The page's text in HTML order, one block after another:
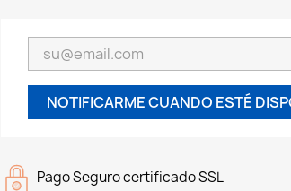
NOTIFICARME CUANDO ESTÉ
Pago Seguro certificado SSL